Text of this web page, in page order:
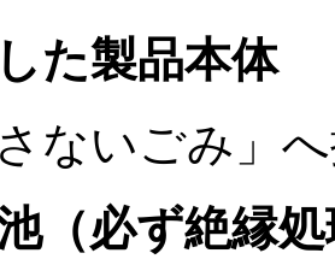
た製品本体
ないごみ」
（必ず絶縁